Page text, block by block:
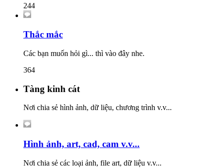
244
Thắc mắc
Các bạn muốn hỏi gì... thì vào đây nhe.
364
Tàng kinh cát
Nơi chia sẻ hình ảnh, dữ liệu, chương trình v.v...
Hình ảnh, art, cad, cam v.v...
Nơi chia sẻ các loại ảnh, file art, dữ liệu v.v...